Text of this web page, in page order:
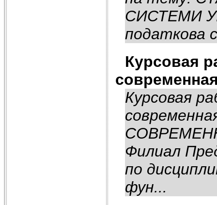
СИСТЕМИ
податкова
Курсовая
Курсовая
Филиал
по
фун...